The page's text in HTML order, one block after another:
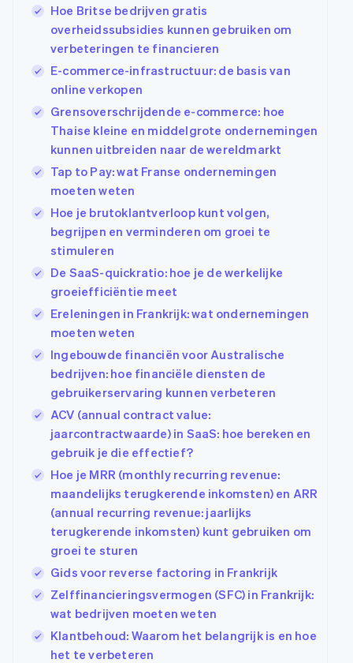
Hoe Britse bedrijven gratis
overheidssubsidies kunnen gebruiken om
verbeteringen te financieren
E-commerce-infrastructuur: de basis van
online verkopen
Grensoverschrijdende e-commerce: hoe
Thaise kleine en middelgrote ondernemingen
kunnen uitbreiden naar de wereldmarkt
Tap to Pay: wat Franse ondernemingen
moeten weten
Hoe je brutoklantverloop kunt volgen,
begrijpen en verminderen om groei te
stimuleren
De SaaS-quickratio: hoe je de werkelijke
groeiefficiëntie meet
Ereleningen in Frankrijk: wat ondernemingen
moeten weten
Ingebouwde financiën voor Australische
bedrijven: hoe financiële diensten de
gebruikerservaring kunnen verbeteren
ACV (annual contract value:
jaarcontractwaarde) in SaaS: hoe bereken en
gebruik je die effectief?
Hoe je MRR (monthly recurring revenue:
maandelijks terugkerende inkomsten) en ARR
(annual recurring revenue: jaarlijks
terugkerende inkomsten) kunt gebruiken om
groei te sturen
Gids voor reverse factoring in Frankrijk
Zelffinancieringsvermogen (SFC) in Frankrijk:
wat bedrijven moeten weten
Klantbehoud: Waarom het belangrijk is en hoe
het te verbeteren